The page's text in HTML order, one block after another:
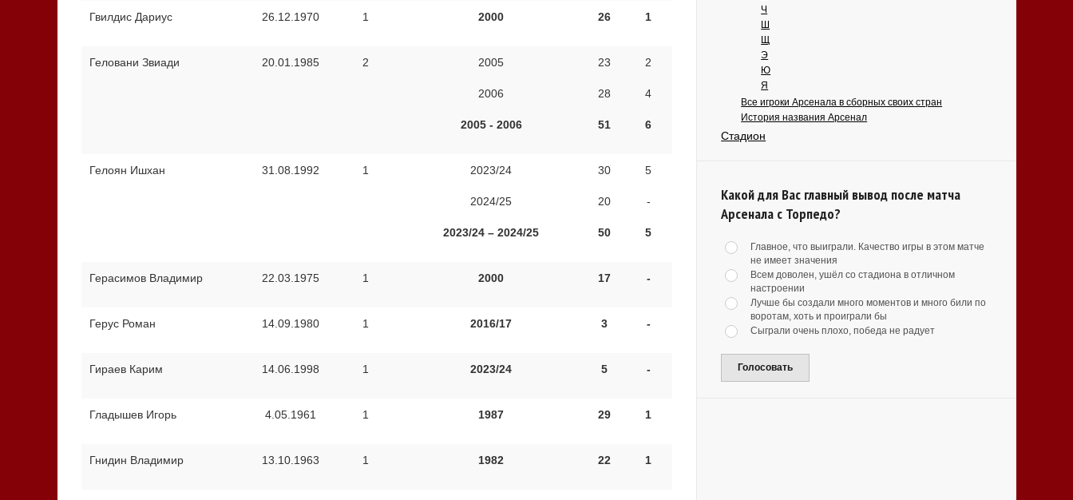
Гвилдис Дариус 26.12.1970 1 2000 26 1
Геловани Звиади 20.01.1985 2 2005
2006
2005 - 2006
23
28
51
2
4
6
Гелоян Ишхан 31.08.1992 1 2023/24
2024/25
2023/24 – 2024/25
30
20
50
5
-
5
Герасимов Владимир 22.03.1975 1 2000 17 -
Герус Роман 14.09.1980 1 2016/17 3 -
Гираев Карим 14.06.1998 1 2023/24 5 -
Гладышев Игорь 4.05.1961 1 1987 29 1
Гнидин Владимир 13.10.1963 1 1982 22 1
Ч
Ш
Щ
Э
Ю
Я
Все игроки Арсенала в сборных своих стран
История названия Арсенал
Стадион
Какой для Вас главный вывод после матча
Арсенала с Торпедо?
Главное, что выиграли. Качество игры в этом матче
не имеет значения
Всем доволен, ушёл со стадиона в отличном
настроении
Лучше бы создали много моментов и много били по
воротам, хоть и проиграли бы
Сыграли очень плохо, победа не радует
Голосовать